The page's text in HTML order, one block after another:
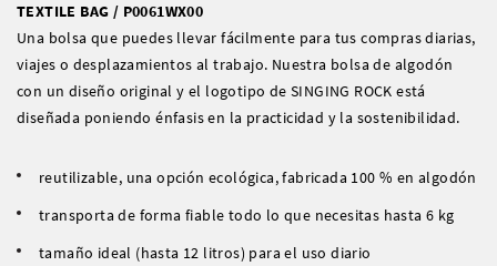
TEXTILE BAG / P0061WX00
Una bolsa que puedes llevar fácilmente para tus compras diarias,
viajes o desplazamientos al trabajo. Nuestra bolsa de algodón
con un diseño original y el logotipo de SINGING ROCK está
diseñada poniendo énfasis en la practicidad y la sostenibilidad.
reutilizable, una opción ecológica, fabricada 100 % en algodón
transporta de forma fiable todo lo que necesitas hasta 6 kg
tamaño ideal (hasta 12 litros) para el uso diario